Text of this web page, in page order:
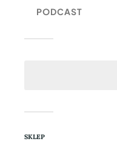
PODCAST
SKLEP